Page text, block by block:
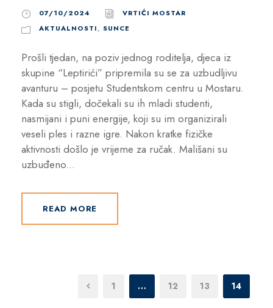
07/10/2024
VRTIĆI MOSTAR
AKTUALNOSTI, SUNCE
Prošli tjedan, na poziv jednog roditelja, djeca iz
skupine “Leptirići” pripremila su se za uzbudljivu
avanturu – posjetu Studentskom centru u Mostaru.
Kada su stigli, dočekali su ih mladi studenti,
nasmijani i puni energije, koji su im organizirali
veseli ples i razne igre. Nakon kratke fizičke
aktivnosti došlo je vrijeme za ručak. Mališani su
uzbuđeno...
READ MORE
1 … 12 13 14